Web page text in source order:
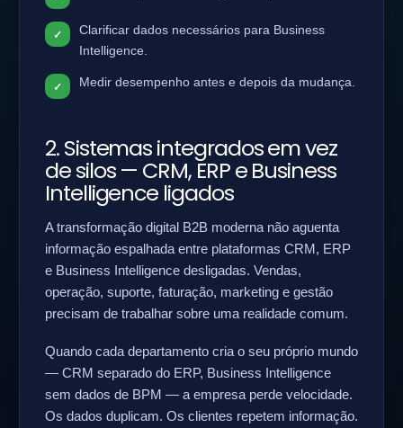
Clarificar dados necessários para Business
Intelligence.
Medir desempenho antes e depois da mudança.
2. Sistemas integrados em vez
de silos — CRM, ERP e Business
Intelligence ligados
A transformação digital B2B moderna não aguenta
informação espalhada entre plataformas CRM, ERP
e Business Intelligence desligadas. Vendas,
operação, suporte, faturação, marketing e gestão
precisam de trabalhar sobre uma realidade comum.
Quando cada departamento cria o seu próprio mundo
— CRM separado do ERP, Business Intelligence
sem dados de BPM — a empresa perde velocidade.
Os dados duplicam. Os clientes repetem informação.